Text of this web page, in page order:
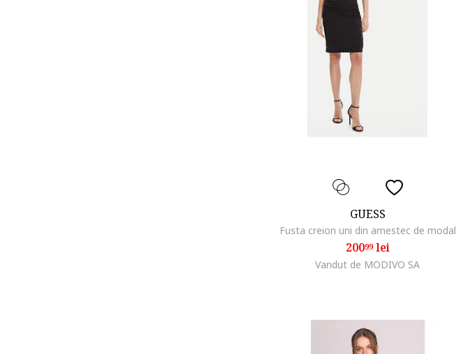
GUESS
Fusta creion uni din amestec de modal
20099lei
Vandut de MODIVO SA